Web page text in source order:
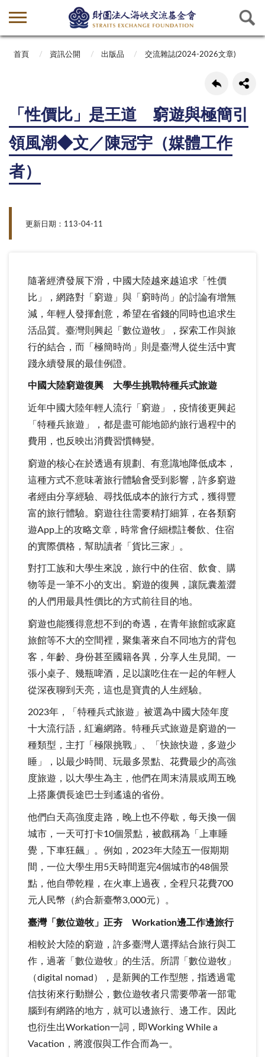
首頁 資訊公開 出版品 交流雜誌(2024-2026文章)
「性價比」是王道 窮遊與極簡引
領風潮◆文／陳冠宇（媒體工作
者）
更新日期：113-04-11
隨著經濟發展下滑，中國大陸越來越追求「性價
比」，網路對「窮遊」與「窮時尚」的討論有增無
減，年輕人發揮創意，希望在省錢的同時也追求生
活品質。臺灣則興起「數位遊牧」，探索工作與旅
行的結合，而「極簡時尚」則是臺灣人從生活中實
踐永續發展的最佳例證。
中國大陸窮遊復興 大學生挑戰特種兵式旅遊
近年中國大陸年輕人流行「窮遊」，疫情後更興起
「特種兵旅遊」，都是盡可能地節約旅行過程中的
費用，也反映出消費習慣轉變。
窮遊的核心在於透過有規劃、有意識地降低成本，
這種方式不意味著旅行體驗會受到影響，許多窮遊
者經由分享經驗、尋找低成本的旅行方式，獲得豐
富的旅行體驗。窮遊往往需要精打細算，在各類窮
遊App上的攻略文章，時常會仔細標註餐飲、住宿
的實際價格，幫助讀者「貨比三家」。
對打工族和大學生來說，旅行中的住宿、飲食、購
物等是一筆不小的支出。窮遊的復興，讓阮囊羞澀
的人們用最具性價比的方式前往目的地。
窮遊也能獲得意想不到的奇遇，在青年旅館或家庭
旅館等不大的空間裡，聚集著來自不同地方的背包
客，年齡、身份甚至國籍各異，分享人生見聞。一
張小桌子、幾瓶啤酒，足以讓吃住在一起的年輕人
從深夜聊到天亮，這也是寶貴的人生經驗。
2023年，「特種兵式旅遊」被選為中國大陸年度
十大流行語，紅遍網路。特種兵式旅遊是窮遊的一
種類型，主打「極限挑戰」、「快旅快遊，多遊少
睡」，以最少時間、玩最多景點、花費最少的高強
度旅遊，以大學生為主，他們在周末清晨或周五晚
上搭廉價長途巴士到遙遠的省份。
他們白天高強度走路，晚上也不停歇，每天換一個
城市，一天可打卡10個景點，被戲稱為「上車睡
覺，下車狂飆」。例如，2023年大陸五一假期期
間，一位大學生用5天時間逛完4個城市的48個景
點，他自帶乾糧，在火車上過夜，全程只花費700
元人民幣（約合新臺幣3,000元）。
臺灣「數位遊牧」正夯 Workation邊工作邊旅行
相較於大陸的窮遊，許多臺灣人選擇結合旅行與工
作，過著「數位遊牧」的生活。所謂「數位遊牧」
（digital nomad），是新興的工作型態，指透過電
信技術來行動辦公，數位遊牧者只需要帶著一部電
腦到有網路的地方，就可以邊旅行、邊工作。因此
也衍生出Workation一詞，即Working While a
Vacation，將渡假與工作合而為一。